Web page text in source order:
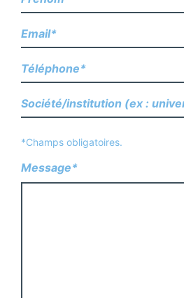
*Champs obligatoires.
Message*